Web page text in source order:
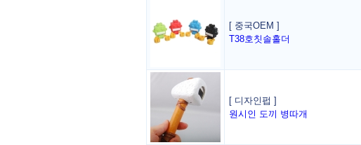
[ 중국OEM ]
T38호칫솔홀더
[ 디자인펍 ]
원시인 도끼 병따개